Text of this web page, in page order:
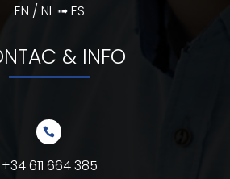
EN / NL ➟ ES
& INFO

+34 611 664 385